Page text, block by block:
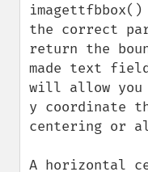
imagettfbbox()
the correct
return the
made text
will allow you
y coordinate
centering or
A horizontal